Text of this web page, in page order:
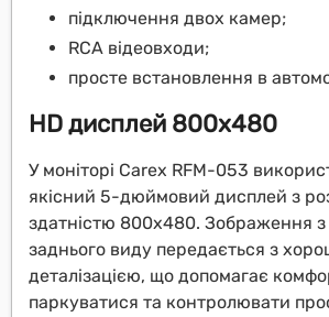
підключення двох камер;
RCA відеовходи;
просте встановлення в
HD дисплей 800x480
У моніторі Carex RFM-053
якісний 5-дюймовий дисплей з
здатністю 800x480. Зображення
заднього виду передається з
деталізацією, що допомагає
паркуватися та контролювати